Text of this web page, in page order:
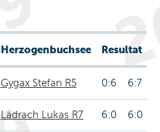
Herzogenbuchsee Resultat
Gygax Stefan R5 0:6 6:7
Lädrach Lukas R7 6:0 6:0